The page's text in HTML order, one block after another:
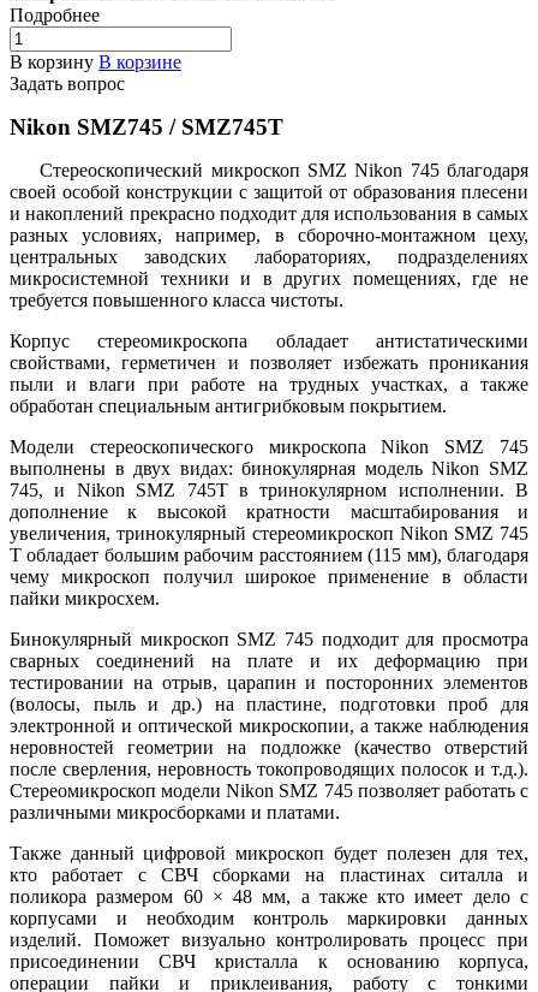
Подробнее
В корзину В корзине
Задать вопрос
Nikon SMZ745 / SMZ745T
Стереоскопический микроскоп SMZ Nikon 745 благодаря
своей особой конструкции с защитой от образования плесени
и накоплений прекрасно подходит для использования в самых
разных условиях, например, в сборочно-монтажном цеху,
центральных заводских лабораториях, подразделениях
микросистемной техники и в других помещениях, где не
требуется повышенного класса чистоты.
Корпус стереомикроскопа обладает антистатическими
свойствами, герметичен и позволяет избежать проникания
пыли и влаги при работе на трудных участках, а также
обработан специальным антигрибковым покрытием.
Модели стереоскопического микроскопа Nikon SMZ 745
выполнены в двух видах: бинокулярная модель Nikon SMZ
745, и Nikon SMZ 745T в тринокулярном исполнении. В
дополнение к высокой кратности масштабирования и
увеличения, тринокулярный стереомикроскоп Nikon SMZ 745
T обладает большим рабочим расстоянием (115 мм), благодаря
чему микроскоп получил широкое применение в области
пайки микросхем.
Бинокулярный микроскоп SMZ 745 подходит для просмотра
сварных соединений на плате и их деформацию при
тестировании на отрыв, царапин и посторонних элементов
(волосы, пыль и др.) на пластине, подготовки проб для
электронной и оптической микроскопии, а также наблюдения
неровностей геометрии на подложке (качество отверстий
после сверления, неровность токопроводящих полосок и т.д.).
Стереомикроскоп модели Nikon SMZ 745 позволяет работать с
различными микросборками и платами.
Также данный цифровой микроскоп будет полезен для тех,
кто работает с СВЧ сборками на пластинах ситалла и
поликора размером 60 × 48 мм, а также кто имеет дело с
корпусами и необходим контроль маркировки данных
изделий. Поможет визуально контролировать процесс при
присоединении СВЧ кристалла к основанию корпуса,
операции пайки и приклеивания, работу с тонкими